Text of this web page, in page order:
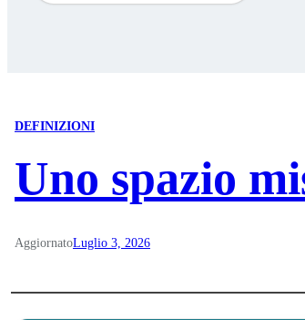
DEFINIZIONI
Uno spazio
AggiornatoLuglio 3, 2026